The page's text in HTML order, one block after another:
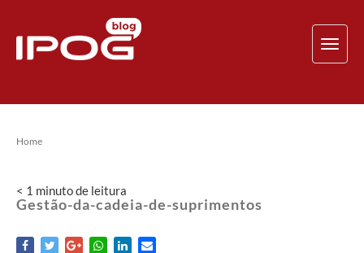
Home
< 1 minutode leitura
Gestão-da-cadeia-de-suprimentos